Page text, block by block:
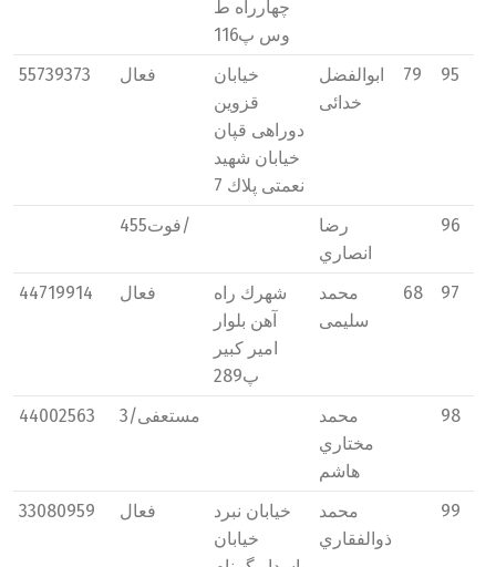
چهارراه ط
وس پ116
55739373 فعال
خیابان
قزوين
دوراهی قپان
خیابان شهید
نعمتی پلاك 7
ابوالفضل
خدائی
79 95
فوت455/
رضا
انصاري
96
44719914 فعال
شهرك راه
آهن بلوار
امیر كبیر
پ289
محمد
سلیمی
68 97
44002563 مستعفی/3
محمد
مختاري
هاشم
98
33080959 فعال
خیابان نبرد
خیابان
محمد
ذوالفقاري
99